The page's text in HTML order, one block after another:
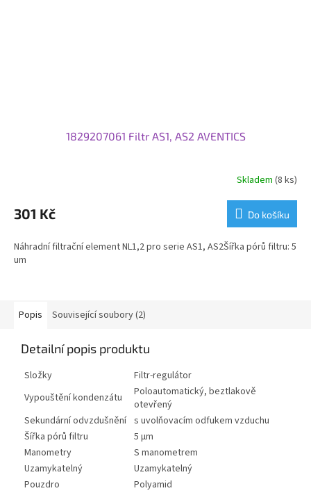
1829207061 Filtr AS1, AS2 AVENTICS
Skladem (8 ks)
301 Kč Do košíku
Náhradní filtrační element NL1,2 pro serie AS1, AS2Šířka pórů filtru: 5
um
Popis Související soubory (2)
Detailní popis produktu
Složky
Filtr-regulátor
Vypouštění kondenzátu
Poloautomatický, beztlakově
otevřený
Sekundární odvzdušnění s uvolňovacím odfukem vzduchu
Šířka pórů filtru
5 µm
Manometry
S manometrem
Uzamykatelný
Uzamykatelný
Pouzdro
Polyamid